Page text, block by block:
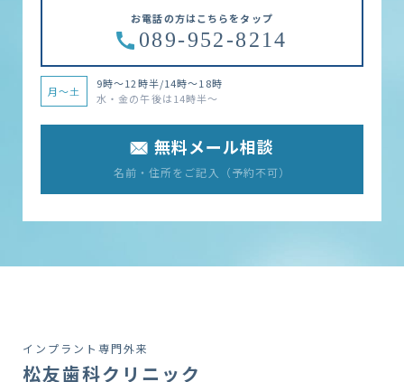
お電話の方はこちらをタップ
089-952-8214
月～土
9時～12時半/14時～18時
水・金の午後は14時半～
無料メール相談
名前・住所をご記入（予約不可）
インプラント専門外来
松友歯科クリニック